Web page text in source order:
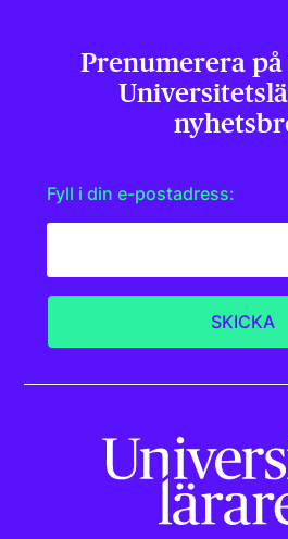
Prenumerera
Fyll i din e-postadress: